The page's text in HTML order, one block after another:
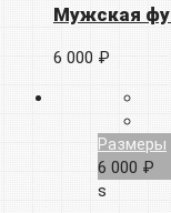
Мужская
6 000 ₽
Размеры
6 000 ₽
s